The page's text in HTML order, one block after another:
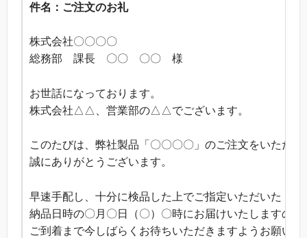
件名：ご注文のお礼
株式会社〇〇〇〇
総務部 課長 〇〇 〇〇 様
お世話になっております。
株式会社△△、営業部の△△でございます。
このたびは、弊社製品「〇〇〇〇」のご注文をいただき
誠にありがとうございます。
早速手配し、十分に検品した上でご指定いただいた
納品日時の〇月〇日（〇）〇時にお届けいたしますので
ご到着まで今しばらくお待ちいただきますようお願い